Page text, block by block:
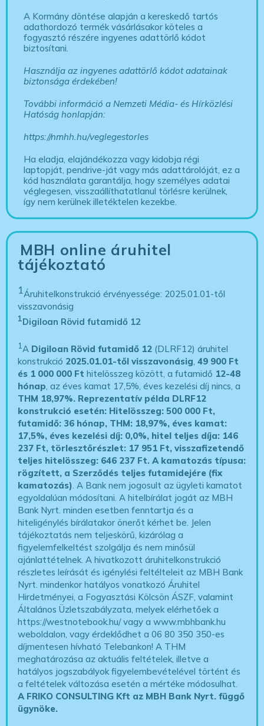
A Kormány döntése alapján a kereskedő tartós
adathordozó termék vásárlásakor köteles a
fogyasztó részére ingyenes adattörlő kódot
biztosítani.
Használja az ingyenes adattörlő kódot adatainak
biztonsága érdekében!
További információ a Nemzeti Média- és Hírközlési
Hatóság honlapján:
https://nmhh.hu/veglegestorles
Ha eladja, elajándékozza vagy kidobja régi
laptopját, pendrive-ját vagy más adattárolóját, ez a
kód használata garantálja, hogy személyes adatai
véglegesen, visszaállíthatatlanul törlésre kerülnek,
így nem kerülnek illetéktelen kezekbe.
MBH online áruhitel
tájékoztató
1Áruhitelkonstrukció érvényessége: 2025.01.01-től
visszavonásig
1Digiloan Rövid futamidő 12
1A Digiloan Rövid futamidő 12 (DLRF12) áruhitel
konstrukció 2025.01.01-től visszavonásig,49 900 Ft
és 1 000 000 Ft hitelösszeg között, a futamidő 12-48
hónap, az éves kamat 17,5%, éves kezelési díj nincs, a
THM 18,97%. Reprezentatív példa DLRF12
konstrukció esetén: Hitelösszeg: 500 000 Ft,
futamidő: 36 hónap, THM: 18,97%, éves kamat:
17,5%, éves kezelési díj: 0,0%, hitel teljes díja: 146
237 Ft, törlesztőrészlet: 17 951 Ft, visszafizetendő
teljes hitelösszeg: 646 237 Ft.A kamatozás típusa:
rögzített, a Szerződés teljes futamidejére (fix
kamatozás). A Bank nem jogosult az ügyleti kamatot
egyoldalúan módosítani. A hitelbírálat jogát az MBH
Bank Nyrt. minden esetben fenntartja és a
hiteligénylés bírálatakor önerőt kérhet be. Jelen
tájékoztatás nem teljeskörű, kizárólag a
figyelemfelkeltést szolgálja és nem minősül
ajánlattételnek. A hivatkozott áruhitelkonstrukció
részletes leírását és igénylési feltélteleit az MBH Bank
Nyrt. mindenkor hatályos vonatkozó Áruhitel
Hirdetményei, a Fogyasztási Kölcsön ÁSZF, valamint
Általános Üzletszabályzata, melyek elérhetőek a
https://westnotebook.hu/vagy a www.mbhbank.hu
weboldalon, vagy érdeklődhet a 06 80 350 350-es
díjmentesen hívható Telebankon! A THM
meghatározása az aktuális feltételek, illetve a
hatályos jogszabályok figyelembevételével történt és
a feltételek változása esetén a mértéke módosulhat.
A FRIKO CONSULTING Kft az MBH Bank Nyrt. függő
ügynöke.